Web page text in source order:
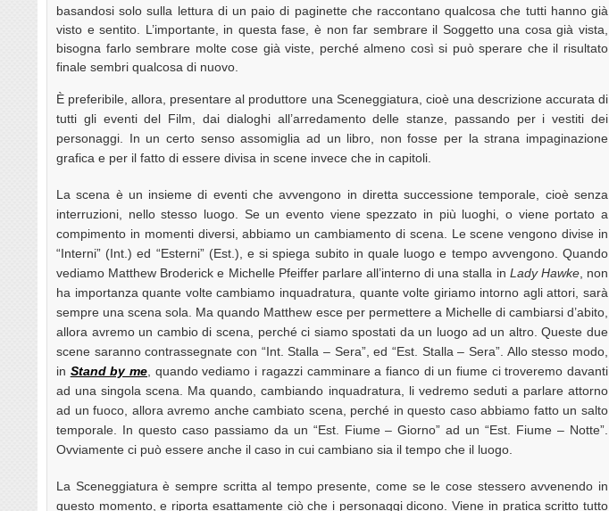
basandosi solo sulla lettura di un paio di paginette che raccontano qualcosa che tutti hanno già
visto e sentito. L’importante, in questa fase, è non far sembrare il Soggetto una cosa già vista,
bisogna farlo sembrare molte cose già viste, perché almeno così si può sperare che il risultato
finale sembri qualcosa di nuovo.
È preferibile, allora, presentare al produttore una Sceneggiatura, cioè una descrizione accurata di
tutti gli eventi del Film, dai dialoghi all’arredamento delle stanze, passando per i vestiti dei
personaggi. In un certo senso assomiglia ad un libro, non fosse per la strana impaginazione
grafica e per il fatto di essere divisa in scene invece che in capitoli.
La scena è un insieme di eventi che avvengono in diretta successione temporale, cioè senza
interruzioni, nello stesso luogo. Se un evento viene spezzato in più luoghi, o viene portato a
compimento in momenti diversi, abbiamo un cambiamento di scena. Le scene vengono divise in
“Interni” (Int.) ed “Esterni” (Est.), e si spiega subito in quale luogo e tempo avvengono. Quando
vediamo Matthew Broderick e Michelle Pfeiffer parlare all’interno di una stalla in Lady Hawke, non
ha importanza quante volte cambiamo inquadratura, quante volte giriamo intorno agli attori, sarà
sempre una scena sola. Ma quando Matthew esce per permettere a Michelle di cambiarsi d’abito,
allora avremo un cambio di scena, perché ci siamo spostati da un luogo ad un altro. Queste due
scene saranno contrassegnate con “Int. Stalla – Sera”, ed “Est. Stalla – Sera”. Allo stesso modo,
in Stand by me , quando vediamo i ragazzi camminare a fianco di un fiume ci troveremo davanti
ad una singola scena. Ma quando, cambiando inquadratura, li vedremo seduti a parlare attorno
ad un fuoco, allora avremo anche cambiato scena, perché in questo caso abbiamo fatto un salto
temporale. In questo caso passiamo da un “Est. Fiume – Giorno” ad un “Est. Fiume – Notte”.
Ovviamente ci può essere anche il caso in cui cambiano sia il tempo che il luogo.
La Sceneggiatura è sempre scritta al tempo presente, come se le cose stessero avvenendo in
questo momento, e riporta esattamente ciò che i personaggi dicono. Viene in pratica scritto tutto